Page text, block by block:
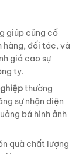
giúp củng cố
hàng, đối tác, và
giá cao sự
ty.
thường
sự nhận diện
bá hình ảnh
quà chất lượng